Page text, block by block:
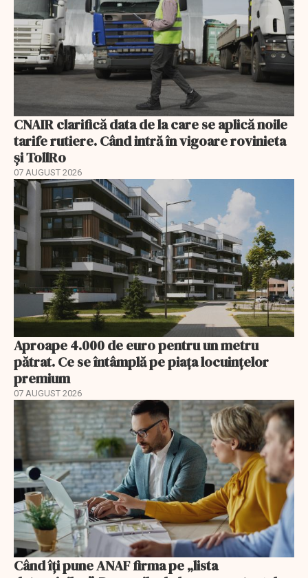
CNAIR clarifică data de la care se aplică noile
tarife rutiere. Când intră în vigoare rovinieta
și TollRo
07 AUGUST 2026
Aproape 4.000 de euro pentru un metru
pătrat. Ce se întâmplă pe piața locuințelor
premium
07 AUGUST 2026
Când îți pune ANAF firma pe „lista